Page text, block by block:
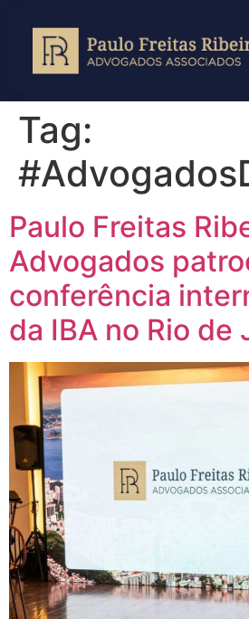
Tag:
Paulo Freitas
Advogados
conferência
da IBA no Rio de